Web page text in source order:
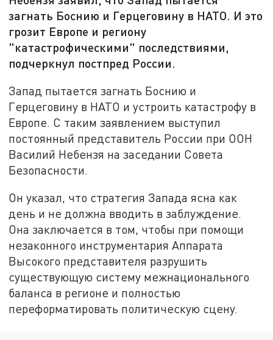
загнать Боснию и Герцеговину в НАТО. И это
грозит Европе и региону
"катастрофическими" последствиями,
подчеркнул постпред России.
Запад пытается загнать Боснию и
Герцеговину в НАТО и устроить катастрофу в
Европе. С таким заявлением выступил
постоянный представитель России при ООН
Василий Небензя на заседании Совета
Безопасности.
Он указал, что стратегия Запада ясна как
день и не должна вводить в заблуждение.
Она заключается в том, чтобы при помощи
незаконного инструментария Аппарата
Высокого представителя разрушить
существующую систему межнационального
баланса в регионе и полностью
переформатировать политическую сцену.